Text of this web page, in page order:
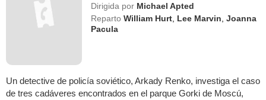
Dirigida por Michael Apted
Reparto William Hurt, Lee Marvin,Joanna
Pacula
Un detective de policía soviético, Arkady Renko, investiga el caso
de tres cadáveres encontrados en el parque Gorki de Moscú,